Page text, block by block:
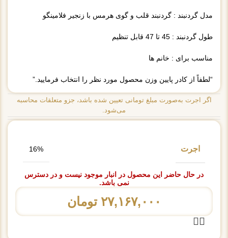
مدل گردنبند : گردنبند قلب و گوی هرمس با زنجیر فلامینگو
طول گردنبند : 45 تا 47 قابل تنظیم
مناسب برای : خانم ها
“لطفاً از کادر پایین وزن محصول مورد نظر را انتخاب فرمایید.”
اگر اجرت به‌صورت مبلغ تومانی تعیین شده باشد، جزو متعلقات محاسبه
می‌شود.
اجرت 16%
در حال حاضر این محصول در انبار موجود نیست و در دسترس
نمی باشد.
۲۷,۱۶۷,۰۰۰ تومان